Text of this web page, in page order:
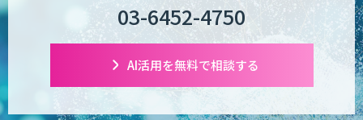
03-6452-4750
AI活用を無料で相談する